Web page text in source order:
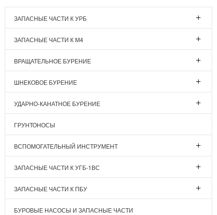
ЗАПАСНЫЕ ЧАСТИ К УРБ
ЗАПАСНЫЕ ЧАСТИ К М4
ВРАЩАТЕЛЬНОЕ БУРЕНИЕ
ШНЕКОВОЕ БУРЕНИЕ
УДАРНО-КАНАТНОЕ БУРЕНИЕ
ГРУНТОНОСЫ
ВСПОМОГАТЕЛЬНЫЙ ИНСТРУМЕНТ
ЗАПАСНЫЕ ЧАСТИ К УГБ-1ВС
ЗАПАСНЫЕ ЧАСТИ К ПБУ
БУРОВЫЕ НАСОСЫ И ЗАПАСНЫЕ ЧАСТИ